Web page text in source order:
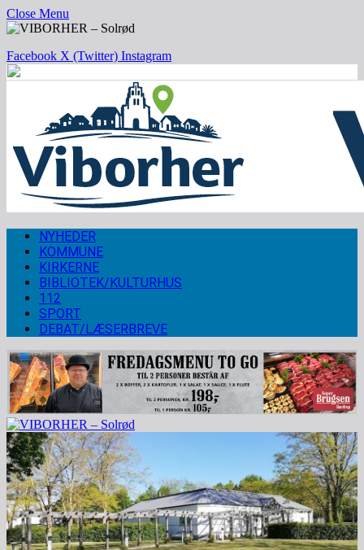
Close Menu
Facebook X (Twitter) Instagram
NYHEDER
KOMMUNE
KIRKERNE
BIBLIOTEK/KULTURHUS
112
SPORT
DEBAT/LÆSERBREVE